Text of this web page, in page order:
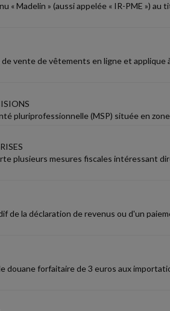
Madelin » (aussi appelée « IR-PME »)
vente de vêtements en ligne et
pluriprofessionnelle (MSP) située en
plusieurs mesures fiscales intéressant
la déclaration de revenus ou d'un
douane forfaitaire de 3 euros aux